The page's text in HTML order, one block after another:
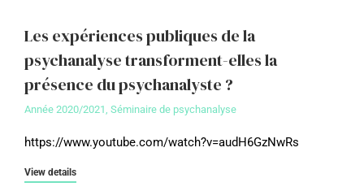
Les expériences publiques de la
psychanalyse transforment-elles la
présence du psychanalyste ?
Année 2020/2021 Séminaire de psychanalyse
https://www.youtube.com/watch?v=audH6GzNwRs
View details